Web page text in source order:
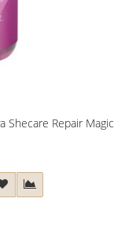
Repair Magic